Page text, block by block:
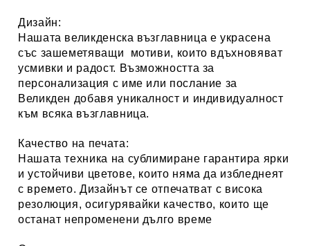
Дизайн:
Нашата великденска възглавница е украсена
със зашеметяващи мотиви, които вдъхновяват
усмивки и радост. Възможността за
персонализация с име или послание за
Великден добавя уникалност и индивидуалност
към всяка възглавница.
Качество на печата:
Нашата техника на сублимиране гарантира ярки
и устойчиви цветове, които няма да избледнеят
с времето. Дизайнът се отпечатват с висока
резолюция, осигурявайки качество, които ще
останат непроменени дълго време